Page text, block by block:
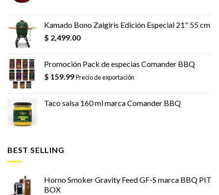
Kamado Bono Zalgiris Edición Especial 21" 55 cm
$ 2,499.00
Promoción Pack de especias Comander BBQ
$ 159.99Precio de exportación
Taco salsa 160 ml marca Comander BBQ
BEST SELLING
Horno Smoker Gravity Feed GF-S marca BBQ PIT
BOX